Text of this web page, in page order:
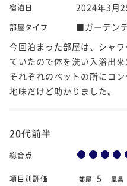
宿泊日 2024年3月
部屋タイプ
■ガーデン
今回泊まった部屋は、シャ
ていたので体を洗い入浴出
それぞれのベットの所にコ
地味だけど助かりました。
20代前半
総合点
項目別評価 部屋 5 風呂